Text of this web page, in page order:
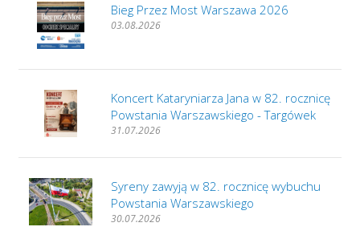
Bieg Przez Most Warszawa 2026
03.08.2026
Koncert Kataryniarza Jana w 82. rocznicę
Powstania Warszawskiego - Targówek
31.07.2026
Syreny zawyją w 82. rocznicę wybuchu
Powstania Warszawskiego
30.07.2026